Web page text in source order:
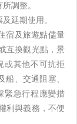
調整。
延期使用。
宿及旅遊點儘量
互換觀光點，景
或其他不可抗拒
、交通阻塞、
緊急行程應變措
利與義務，不便